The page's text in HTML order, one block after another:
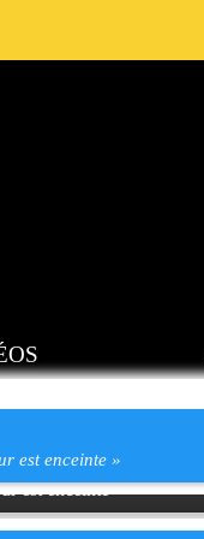
est enceinte »
est enceinte